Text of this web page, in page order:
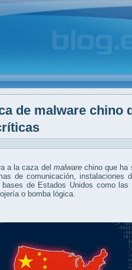
de malware chino
a la caza del malwarechino que ha
de comunicación, instalaciones
de Estados Unidos como las
o bomba lógica.